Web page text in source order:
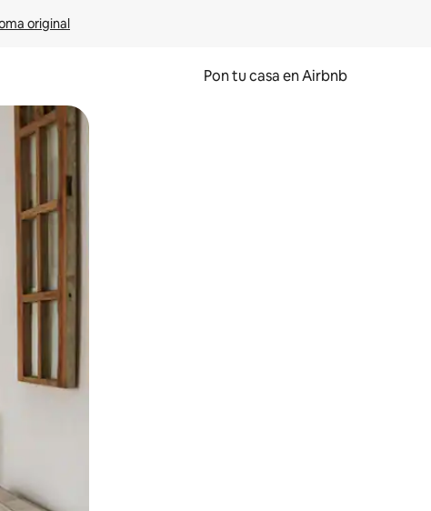
original
Pon tu casa en Airbnb
o desliza el dedo.